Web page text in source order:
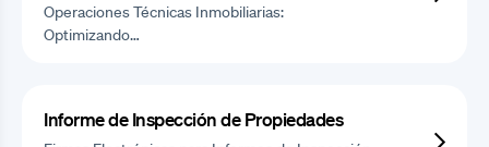
Operaciones Técnicas Inmobiliarias:
Optimizando…
Informe de Inspección de Propiedades